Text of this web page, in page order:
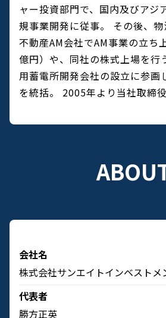
ャー投資部門で、国内及びアジ
規事業開発に従事。
その後、
不動産AM会社でAM事業の立ち
億円）や、同社の株式上場を行
用蓄電所開発会社の設立に参画
を統括。
2005年より当社取締役
会社名
株式会社サンエイトインベストメ
代表者
勝方正英